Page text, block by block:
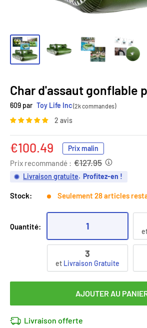
Char d'assaut gonflable
609 par Toy Life Inc(2k commandes)
2 avis
Prix
réduit
€100.49 Prix malin
Prix recommandé : €127.95
Livraison gratuite. Profitez-en !
Stock: Seulement 28 articles
Quantité: 1
3
et Livraison Gratuite
AJOUTER AU
Livraison offerte